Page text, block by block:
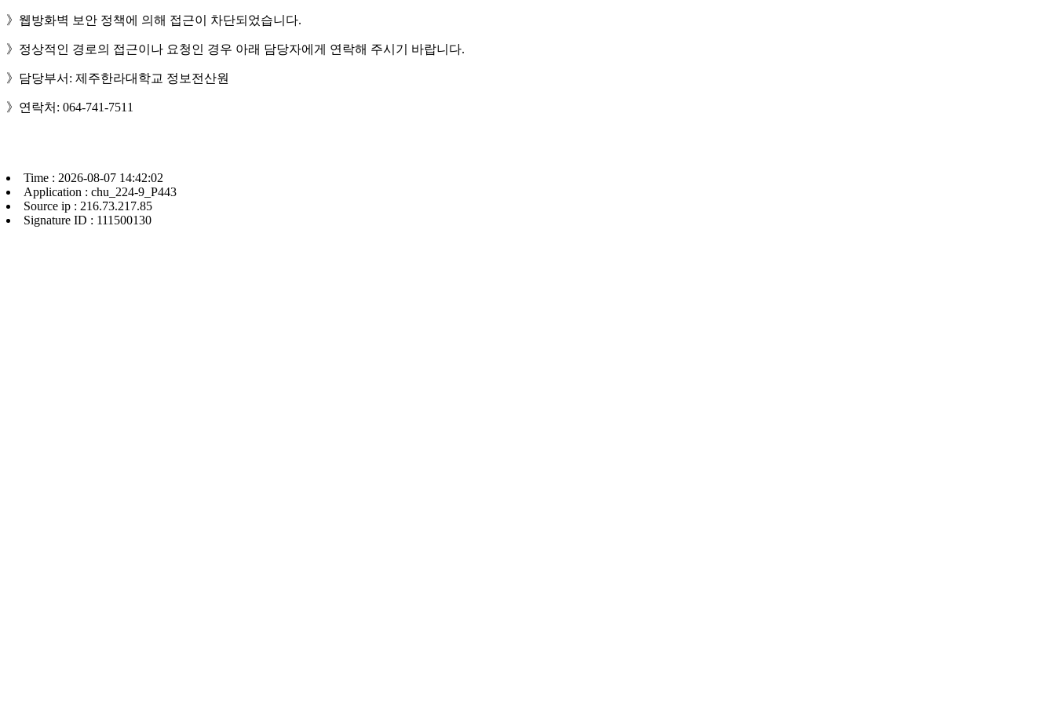
》웹방화벽 보안 정책에 의해 접근이 차단되었습니다.
》정상적인 경로의 접근이나 요청인 경우 아래 담당자에게 연락해 주시기 바랍니다.
》담당부서: 제주한라대학교 정보전산원
》연락처: 064-741-7511
Time : 2026-08-07 14:42:02
Application : chu_224-9_P443
Source ip : 216.73.217.85
Signature ID : 111500130